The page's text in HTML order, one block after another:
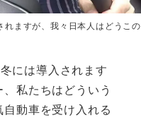
れますが、我々日本人はどうこの
には導入されます
私たちはどういう
動車を受け入れる